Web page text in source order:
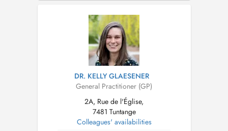
DR. KELLY GLAESENER
General Practitioner (GP)
2A, Rue de l'Église,
7481 Tuntange
Colleagues' availabilities